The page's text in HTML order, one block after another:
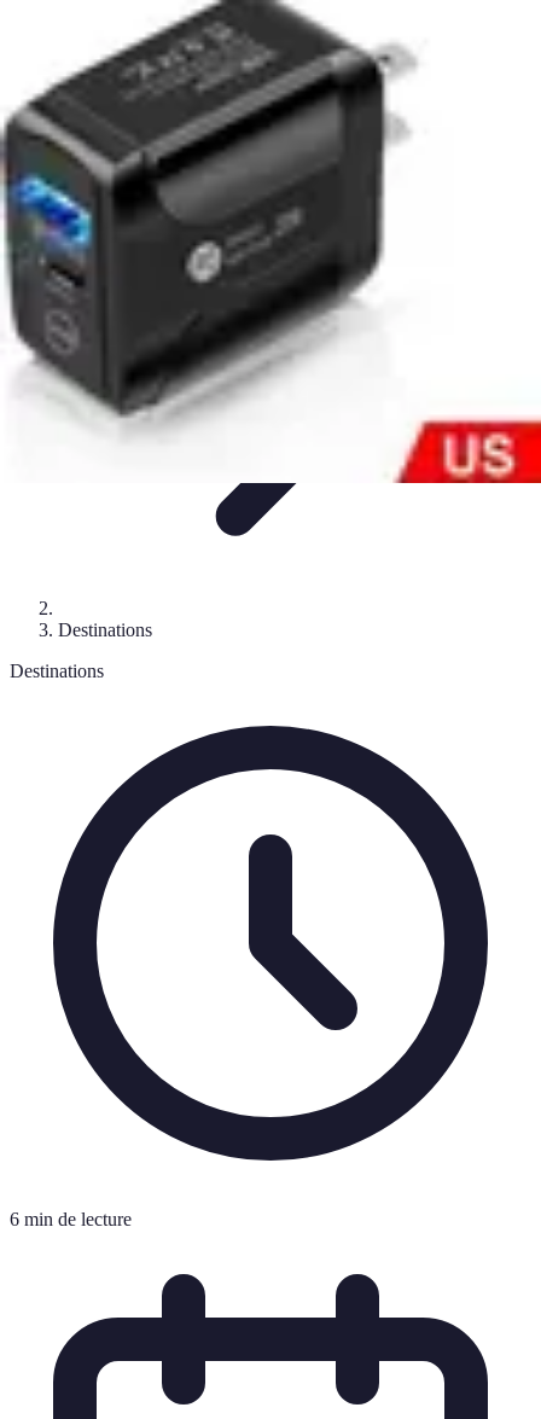
Budget et ÉconomieConseils de
TechnologieCulture
Voyager Lointain
Destinations
Destinations
6 min de lecture